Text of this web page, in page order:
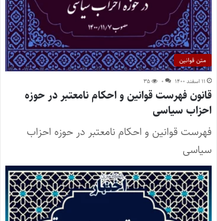
متن قوانین
۱۱ اسفند ۱۴۰۰ ۰ ۳۵
قانون فهرست قوانین و احکام نامعتبر در حوزه
احزاب سیاسی
فهرست قوانین و احکام نامعتبر در حوزه احزاب
سیاسی